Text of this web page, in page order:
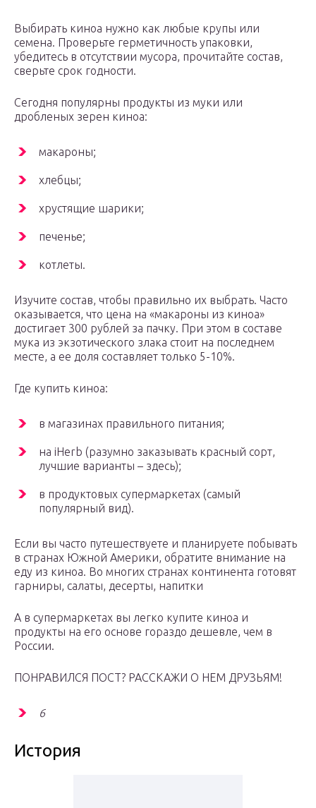
Выбирать киноа нужно как любые крупы или
семена. Проверьте герметичность упаковки,
убедитесь в отсутствии мусора, прочитайте состав,
сверьте срок годности.
Сегодня популярны продукты из муки или
дробленых зерен киноа:
макароны;
хлебцы;
хрустящие шарики;
печенье;
котлеты.
Изучите состав, чтобы правильно их выбрать. Часто
оказывается, что цена на «макароны из киноа»
достигает 300 рублей за пачку. При этом в составе
мука из экзотического злака стоит на последнем
месте, а ее доля составляет только 5-10%.
Где купить киноа:
в магазинах правильного питания;
на iHerb (разумно заказывать красный сорт,
лучшие варианты – здесь);
в продуктовых супермаркетах (самый
популярный вид).
Если вы часто путешествуете и планируете побывать
в странах Южной Америки, обратите внимание на
еду из киноа. Во многих странах континента готовят
гарниры, салаты, десерты, напитки
А в супермаркетах вы легко купите киноа и
продукты на его основе гораздо дешевле, чем в
России.
ПОНРАВИЛСЯ ПОСТ? РАССКАЖИ О НЕМ ДРУЗЬЯМ!
6
История